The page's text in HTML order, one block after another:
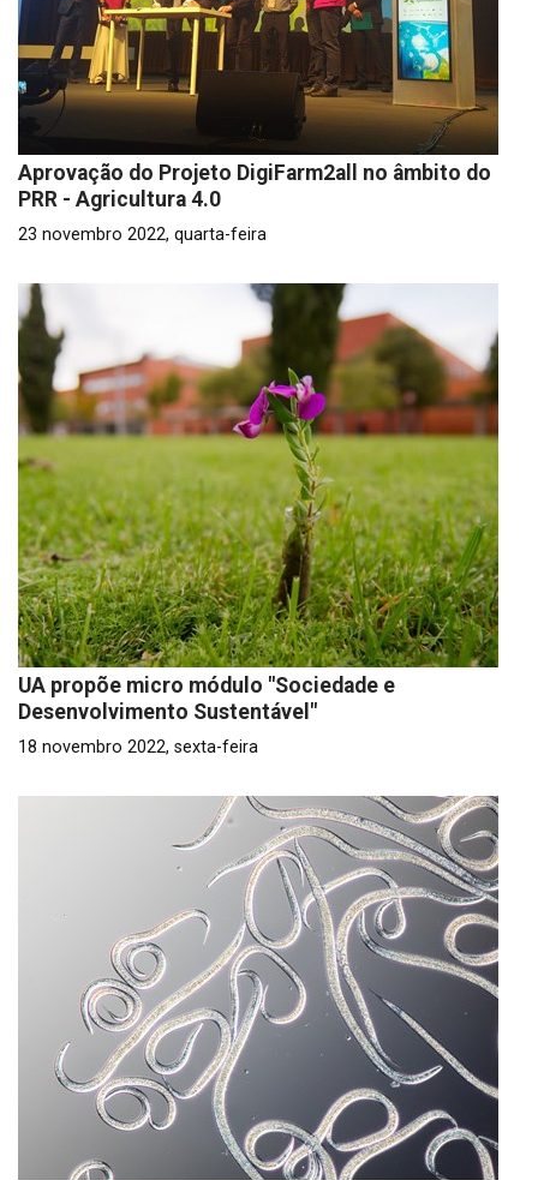
Aprovação do Projeto DigiFarm2all no âmbito do
PRR - Agricultura 4.0
23 novembro 2022, quarta-feira
UA propõe micro módulo "Sociedade e
Desenvolvimento Sustentável"
18 novembro 2022, sexta-feira